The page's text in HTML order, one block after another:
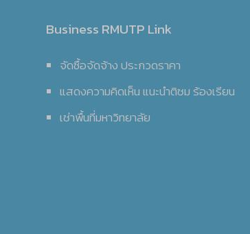
Business RMUTP Link
จัดซื้อจัดจ้าง ประกวดราคา
แสดงความคิดเห็น แนะนำติชม ร้องเรียน
เช่าพื้นที่มหาวิทยาลัย